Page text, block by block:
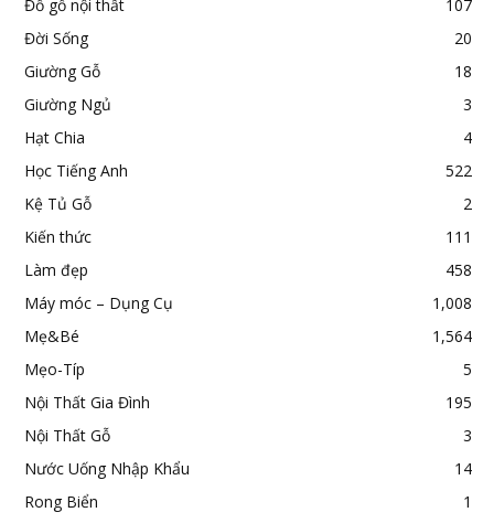
Đồ gỗ nội thất
107
Đời Sống
20
Giường Gỗ
18
Giường Ngủ
3
Hạt Chia
4
Học Tiếng Anh
522
Kệ Tủ Gỗ
2
Kiến thức
111
Làm đẹp
458
Máy móc – Dụng Cụ
1,008
Mẹ&Bé
1,564
Mẹo-Típ
5
Nội Thất Gia Đình
195
Nội Thất Gỗ
3
Nước Uống Nhập Khẩu
14
Rong Biển
1